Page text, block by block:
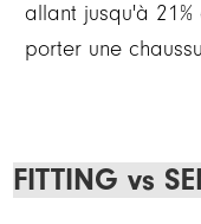
allant jusqu'à
porter une
FITTING vs